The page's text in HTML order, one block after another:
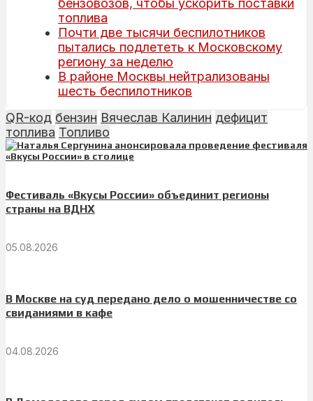
бензовозов, чтобы ускорить поставки
топлива
Почти две тысячи беспилотников
пытались подлететь к Московскому
региону за неделю
В районе Москвы нейтрализованы
шесть беспилотников
QR-код бензин Вячеслав Калинин дефицит
топлива Топливо
Фестиваль «Вкусы России» объединит регионы
страны на ВДНХ
05.08.2026
В Москве на суд передано дело о мошенничестве со
свиданиями в кафе
04.08.2026